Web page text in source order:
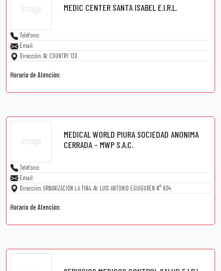
MEDIC CENTER SANTA ISABEL E.I.R.L.
Teléfono:
Email:
Dirección: AV. COUNTRY 130
Horario de Atención:
MEDICAL WORLD PIURA SOCIEDAD ANONIMA
CERRADA - MWP S.A.C.
Teléfono:
Email:
Dirección: URBANIZACIÓN LA TINA, AV. LUIS ANTONIO EGUIGUREN N° 804
Horario de Atención: